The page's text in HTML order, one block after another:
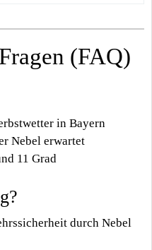
(FAQ)
in Bayern
Nebel erwartet
11 Grad
durch Nebel